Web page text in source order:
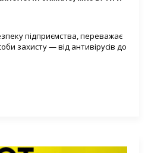
підприємства, переважає
захисту — від антивірусів до